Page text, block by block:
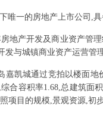
唯一的房地产上市公司,
地产开发及商业资产管
与城镇商业资产运营管
嘉凯城通过竞拍以楼面
合容积率1.68,总建筑
项目的规模,景观资源,